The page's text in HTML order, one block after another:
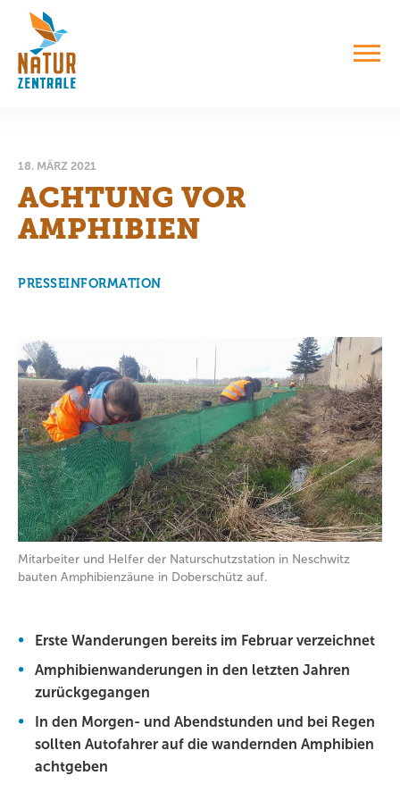
18. MÄRZ 2021
ACHTUNG VOR
AMPHIBIEN
PRESSEINFORMATION
Mitarbeiter und Helfer der Naturschutzstation in Neschwitz
bauten Amphibienzäune in Doberschütz auf.
Erste Wanderungen bereits im Februar verzeichnet
Amphibienwanderungen in den letzten Jahren
zurückgegangen
In den Morgen- und Abendstunden und bei Regen
sollten Autofahrer auf die wandernden Amphibien
achtgeben